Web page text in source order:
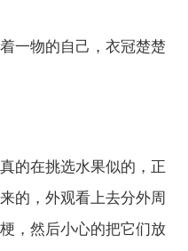
一物的自己，衣冠楚楚
的在挑选水果似的，正
的，外观看上去分外周
，然后小心的把它们放